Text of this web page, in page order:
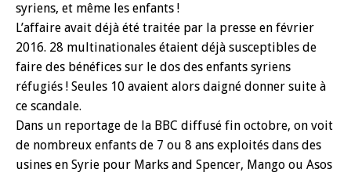
syriens, et même les enfants !
L’affaire avait déjà été traitée par la presse en février
2016. 28 multinationales étaient déjà susceptibles de
faire des bénéfices sur le dos des enfants syriens
réfugiés ! Seules 10 avaient alors daigné donner suite à
ce scandale.
Dans un reportage de la BBC diffusé fin octobre, on voit
de nombreux enfants de 7 ou 8 ans exploités dans des
usines en Syrie pour Marks and Spencer, Mango ou Asos